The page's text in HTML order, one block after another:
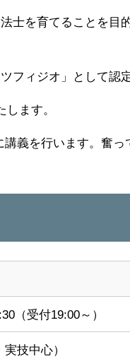
士を育てることを目
フィジオ」として認
ます。
義を行います。奮っ
（受付19:00～）
技中心）